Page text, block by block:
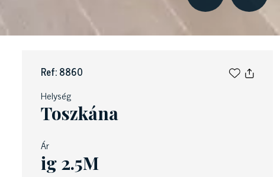
Ref: 8860
Helység
Toszkána
Ár
ig 2.5M